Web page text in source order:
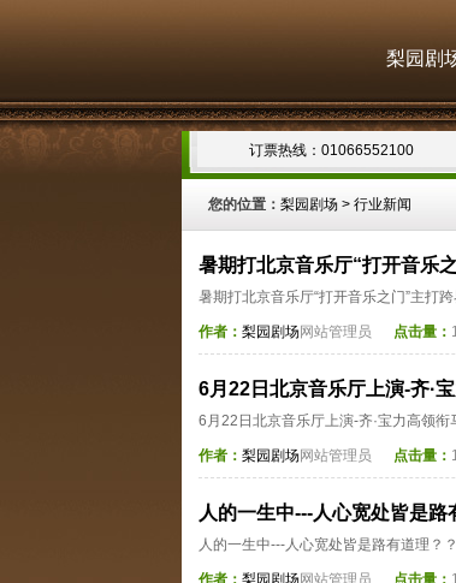
梨园剧
订票热线：01066552100
您的位置： 梨园剧场> 行业新闻
暑期打北京音乐厅“打开音乐
暑期打北京音乐厅“打开音乐之门”主打
作者： 梨园剧场网站管理员 点击量：
6月22日北京音乐厅上演-齐·
6月22日北京音乐厅上演-齐·宝力高领衔
作者： 梨园剧场网站管理员 点击量：
人的一生中---人心宽处皆是路
人的一生中---人心宽处皆是路有道理？
作者： 梨园剧场网站管理员 点击量：